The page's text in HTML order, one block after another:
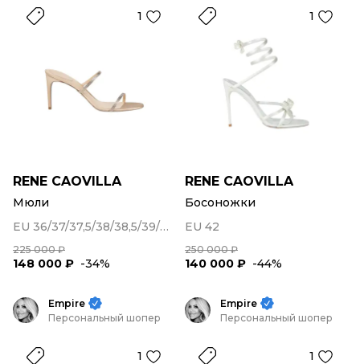
1
RENE CAOVILLA
Мюли
EU 36/37/37,5/38/38,5/39/39,5/40/42
225 000 ₽
148 000 ₽ -34%
1
RENE CAOVILLA
Босоножки
EU 42
250 000 ₽
140 000 ₽ -44%
Empire
Персональный шопер
1
Empire
Персональный шопер
1